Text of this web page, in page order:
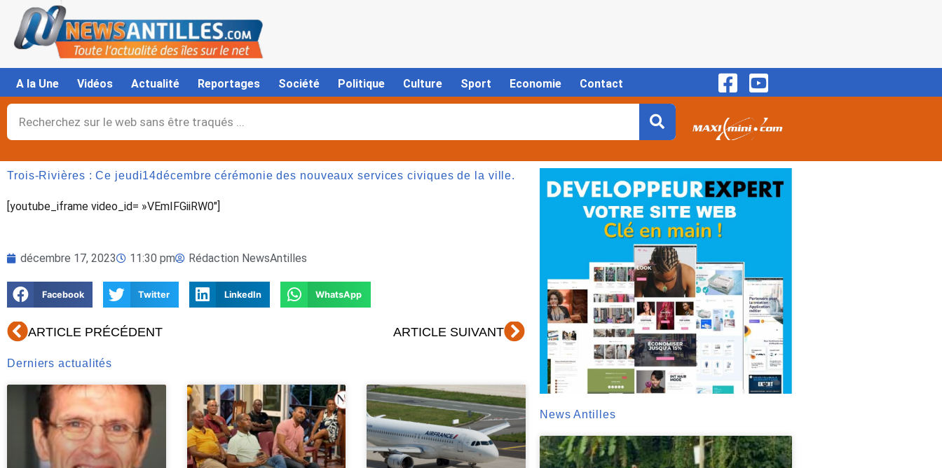
contenu
A la Une Vidéos Actualité Reportages Société Politique Culture Sport Economie Contact
Rechercher
Trois-Rivières : Ce jeudi14décembre cérémonie des nouveaux services civiques de la ville.
[youtube_iframe video_id= »VEmIFGiiRW0″]
décembre 17, 2023 11:30 pm Rédaction NewsAntilles
Facebook Twitter LinkedIn WhatsApp
Précédent
ARTICLE PRÉCÉDENT ARTICLE SUIVANTSuivant
Derniers actualités
News Antilles